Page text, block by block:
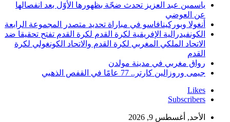
ياسمين عبد العزيز تحدث ضجّة بظهورها الأوّل بعد انفصالها
عن العوضي
أنغولا وبوركينافاسو في مباراة تحديد متصدر المجموعة الرابعة
الكونفيدرالية الإفريقية لكرة القدم لكرة القدم تفتح تحقيقا ضد
الاتحاد الملكي المغربي لكرة القدم والاتحاد الكونغولي لكرة
القدم
رواق مغربي في مدينة مولدن
جيمى وروزالين كارتر.. 77 عامًا في القفص الذهبي
Likes
Subscribers
الأحد, أغسطس 9, 2026